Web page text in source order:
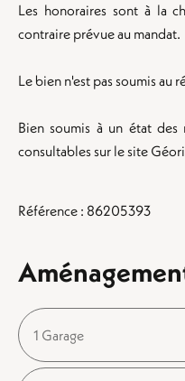
Les honoraires sont à la
contraire prévue au mandat.
Le bien n'est pas soumis au
Bien soumis à un état
consultables sur le site
Référence : 86205393
1 Garage